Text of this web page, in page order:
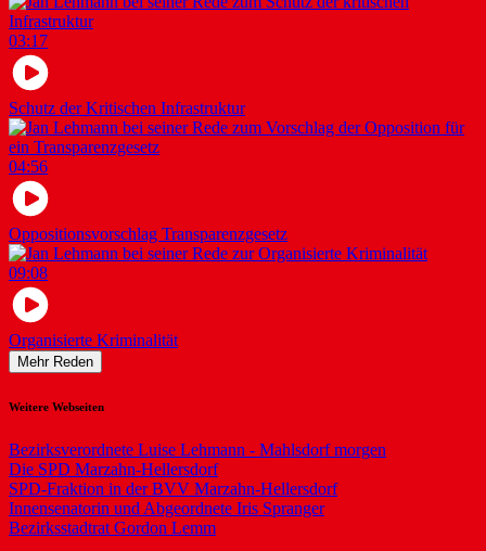
03:17
Schutz der Kritischen Infrastruktur
04:56
Oppositionsvorschlag Transparenzgesetz
09:08
Organisierte Kriminalität
Mehr Reden
Weitere Webseiten
Bezirksverordnete Luise Lehmann - Mahlsdorf morgen
Die SPD Marzahn-Hellersdorf
SPD-Fraktion in der BVV Marzahn-Hellersdorf
Innensenatorin und Abgeordnete Iris Spranger
Bezirksstadtrat Gordon Lemm